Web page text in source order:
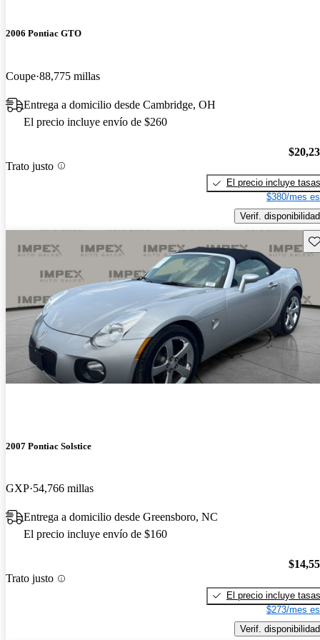
2006 Pontiac GTO
Coupe 88,775 millas
Entrega a domicilio desde Cambridge, OH
El precio incluye envío de $260
Trato justo
El precio incluye tasas
$380/mes
Verif. disponibilidad
2007 Pontiac Solstice
GXP 54,766 millas
Entrega a domicilio desde Greensboro, NC
El precio incluye envío de $160
Trato justo
El precio incluye tasas
$273/mes
Verif. disponibilidad